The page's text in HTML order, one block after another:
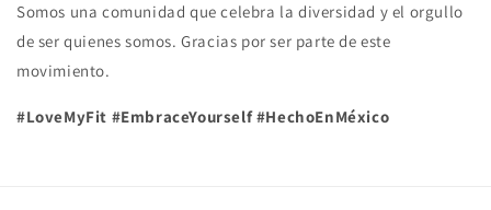
Somos una comunidad que celebra la diversidad y el orgullo
de ser quienes somos. Gracias por ser parte de este
movimiento.
#LoveMyFit #EmbraceYourself #HechoEnMéxico